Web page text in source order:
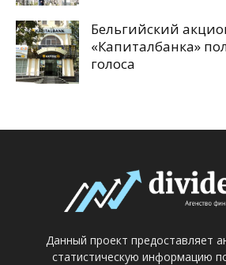
Бельгийский
«Капиталбанка»
голоса
Данный проект предоставляет
статистическую информацию